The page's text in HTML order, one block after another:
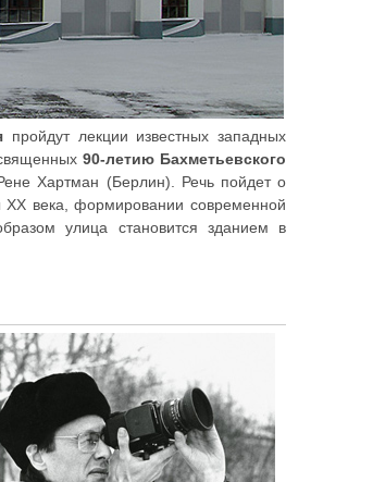
пройдут лекции известных западных
90-летию Бахметьевского
Хартман (Берлин). Речь пойдет о
ХХ века, формировании современной
улица становится зданием в